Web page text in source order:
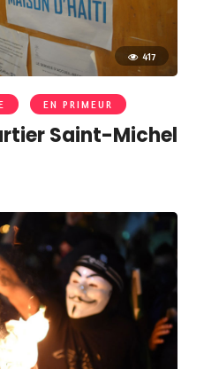
417
EN PRIMEUR
Saint-Michel